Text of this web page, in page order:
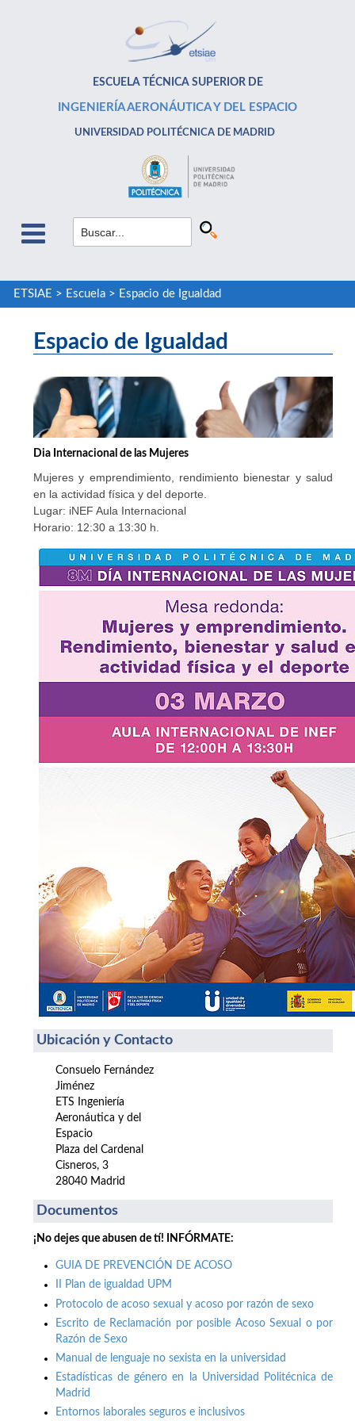
ESCUELA TÉCNICA SUPERIOR DE
INGENIERÍA AERONÁUTICA Y DEL ESPACIO
UNIVERSIDAD POLITÉCNICA DE MADRID
ETSIAE > Escuela> Espacio de Igualdad
Espacio de Igualdad
Dia Internacional de las Mujeres
Mujeres y emprendimiento, rendimiento bienestar y salud
en la actividad física y del deporte.
Lugar: iNEF Aula Internacional
Horario: 12:30 a 13:30 h.
Ubicación y Contacto
Consuelo Fernández
Jiménez
ETS Ingeniería
Aeronáutica y del
Espacio
Plaza del Cardenal
Cisneros, 3
28040 Madrid
Documentos
¡No dejes que abusen de tí! INFÓRMATE:
GUIA DE PREVENCIÓN DE ACOSO
II Plan de igualdad UPM
Protocolo de acoso sexual y acoso por razón de sexo
Escrito de Reclamación por posible Acoso Sexual o por
Razón de Sexo
Manual de lenguaje no sexista en la universidad
Estadísticas de género en la Universidad Politécnica de
Madrid
Entornos laborales seguros e inclusivos